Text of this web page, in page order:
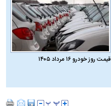
قیمت روز خودرو ۱۶ مرداد ۱۴۰۵